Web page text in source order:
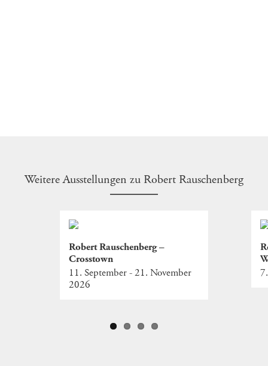
Weitere Ausstellungen zu Robert Rauschenberg
Robert Rauschenberg –
Crosstown
11. September - 21. November
2026